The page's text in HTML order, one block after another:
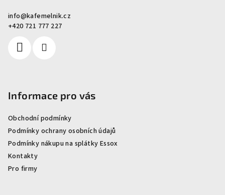
info@kafemelnik.cz
+420 721 777 227
Informace pro vás
Obchodní podmínky
Podmínky ochrany osobních údajů
Podmínky nákupu na splátky Essox
Kontakty
Pro firmy